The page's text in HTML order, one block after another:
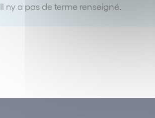
Il ny a pas de terme renseigné.